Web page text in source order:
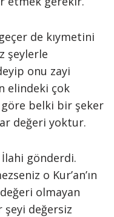
de kıymetini
şeylerle
onu zayi
elindeki çok
belki bir şeker
değeri yoktur.
gönderdi.
o Kur’an’ın
olmayan
değersiz